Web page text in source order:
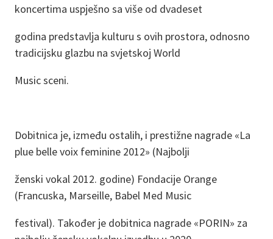
koncertima uspješno sa više od dvadeset
godina predstavlja kulturu s ovih prostora, odnosno
tradicijsku glazbu na svjetskoj World
Music sceni.
Dobitnica je, između ostalih, i prestižne nagrade «La
plue belle voix feminine 2012» (Najbolji
ženski vokal 2012. godine) Fondacije Orange
(Francuska, Marseille, Babel Med Music
festival). Također je dobitnica nagrade «PORIN» za